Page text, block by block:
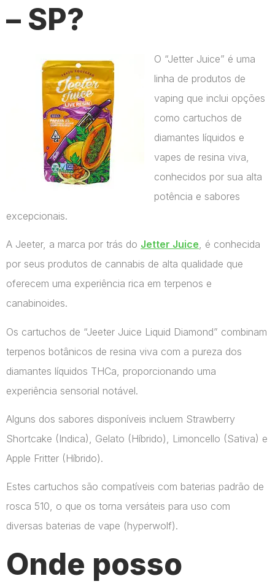
– SP?
O “Jetter Juice” é uma
linha de produtos de
vaping que inclui opções
como cartuchos de
diamantes líquidos e
vapes de resina viva,
conhecidos por sua alta
potência e sabores
excepcionais.
A Jeeter, a marca por trás do Jetter Juice, é conhecida
por seus produtos de cannabis de alta qualidade que
oferecem uma experiência rica em terpenos e
canabinoides.
Os cartuchos de “Jeeter Juice Liquid Diamond” combinam
terpenos botânicos de resina viva com a pureza dos
diamantes líquidos THCa, proporcionando uma
experiência sensorial notável.
Alguns dos sabores disponíveis incluem Strawberry
Shortcake (Indica), Gelato (Híbrido), Limoncello (Sativa) e
Apple Fritter (Híbrido).
Estes cartuchos são compatíveis com baterias padrão de
rosca 510, o que os torna versáteis para uso com
diversas baterias de vape​ (hyperwolf)​.
Onde posso